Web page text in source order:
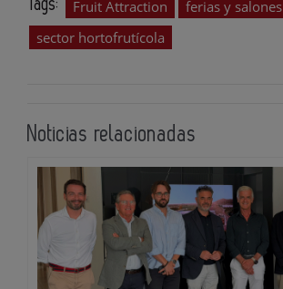
Tags: Fruit Attraction
ferias y salones
sector hortofrutícola
Noticias relacionadas